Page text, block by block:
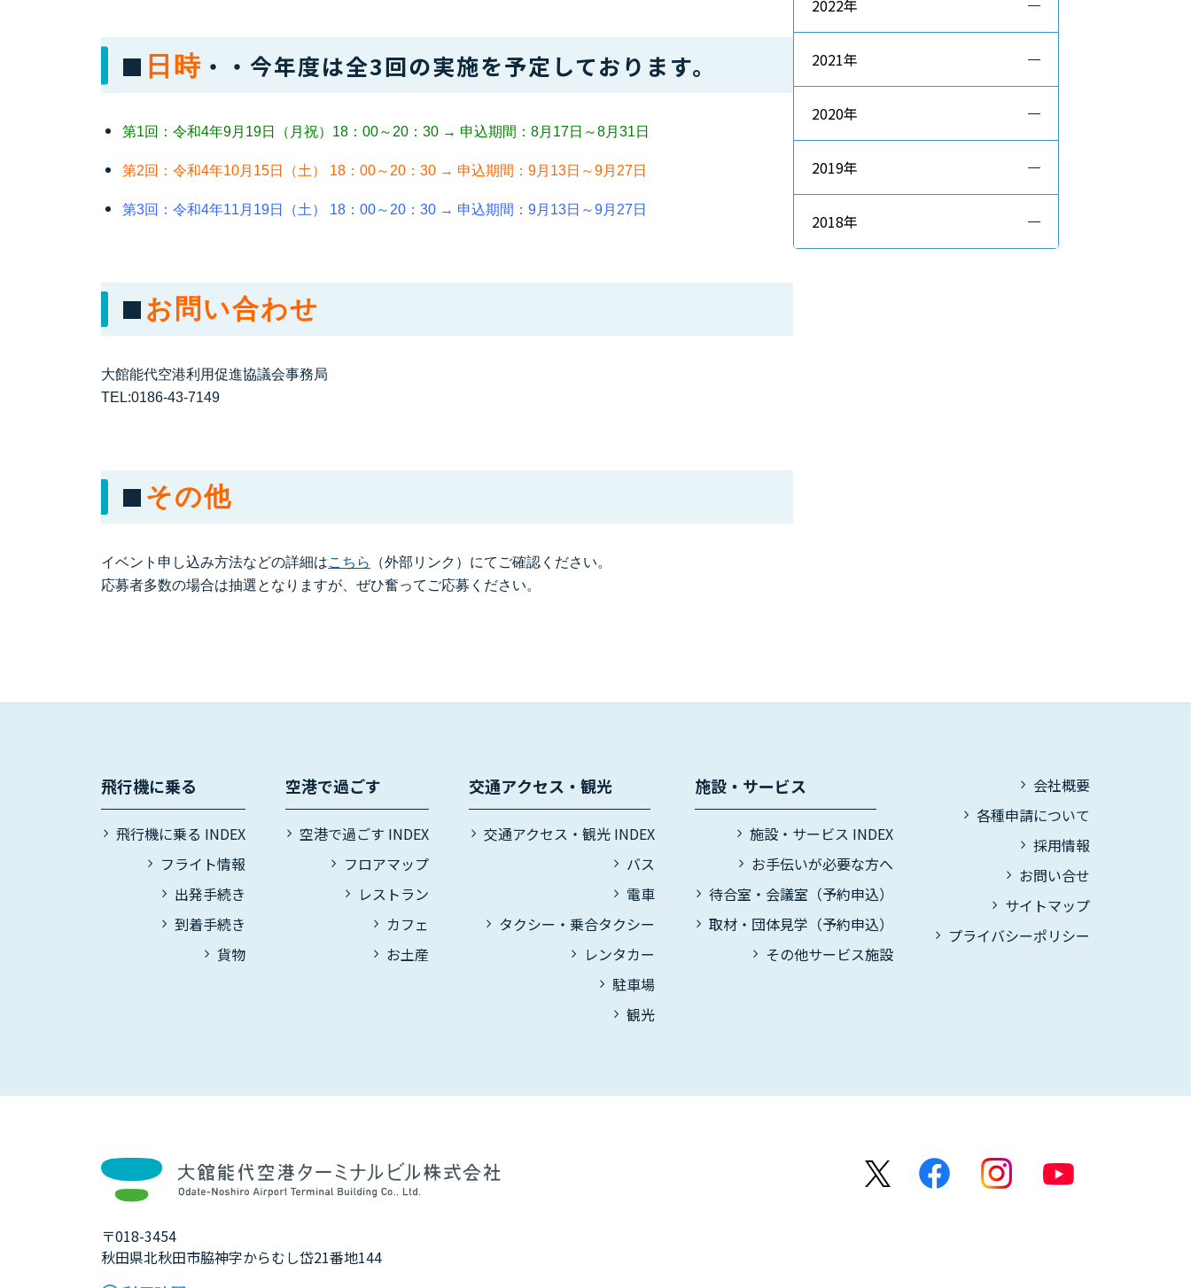
■ 日時 ・・今年度は全3回の実施を予定しております。
第1回：令和4年9月19日（月祝）18：00～20：30 → 申込期間：8月17日～8月31日
第2回：令和4年10月15日（土） 18：00～20：30 → 申込期間：9月13日～9月27日
第3回：令和4年11月19日（土） 18：00～20：30 → 申込期間：9月13日～9月27日
■ お問い合わせ
大館能代空港利用促進協議会事務局
TEL:0186-43-7149
■ その他
イベント申し込み方法などの詳細はこちら
（外部リンク）にてご確認ください。
応募者多数の場合は抽選となりますが、ぜひ奮ってご応募ください。
2022年
2021年
2020年
2019年
2018年
飛行機に乗る
飛行機に乗る INDEX
フライト情報
出発手続き
到着手続き
貨物
空港で過ごす
空港で過ごす INDEX
フロアマップ
レストラン
カフェ
お土産
交通アクセス・観光
交通アクセス・観光 INDEX
バス
電車
タクシー・乗合タクシー
レンタカー
駐車場
観光
施設・サービス
施設・サービス INDEX
お手伝いが必要な方へ
待合室・会議室（予約申込）
取材・団体見学（予約申込）
その他サービス施設
会社概要
各種申請について
採用情報
お問い合せ
サイトマップ
プライバシーポリシー
〒018-3454
秋田県北秋田市脇神字からむし岱21番地144